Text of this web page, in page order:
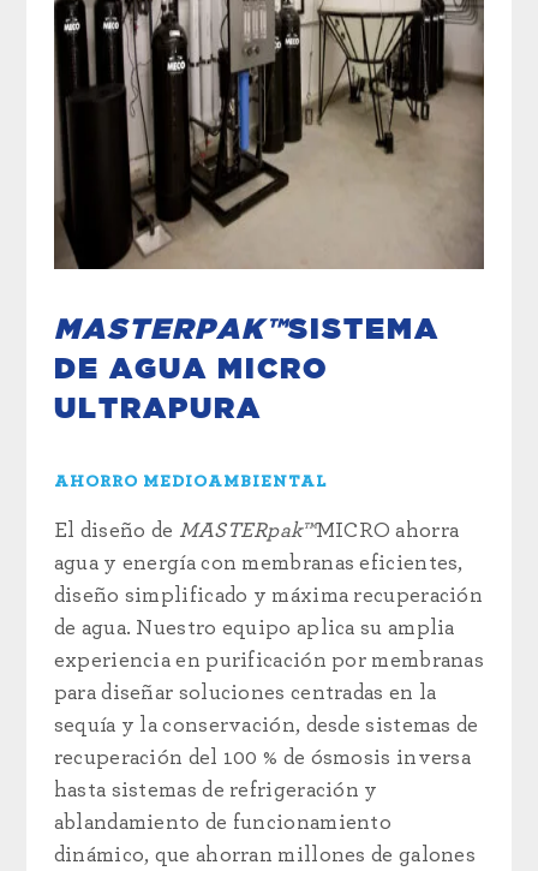
MASTERPAK™SISTEMA
DE AGUA MICRO
ULTRAPURA
AHORRO MEDIOAMBIENTAL
El diseño de MASTERpak™MICRO ahorra
agua y energía con membranas eficientes,
diseño simplificado y máxima recuperación
de agua. Nuestro equipo aplica su amplia
experiencia en purificación por membranas
para diseñar soluciones centradas en la
sequía y la conservación, desde sistemas de
recuperación del 100 % de ósmosis inversa
hasta sistemas de refrigeración y
ablandamiento de funcionamiento
dinámico, que ahorran millones de galones